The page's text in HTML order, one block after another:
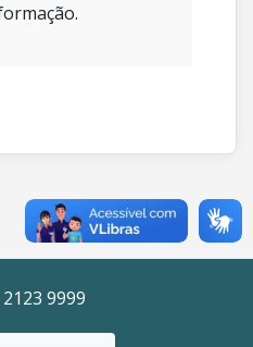
9999